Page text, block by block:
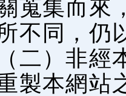
蒐集而來
不同，仍
（二）非
製本網站